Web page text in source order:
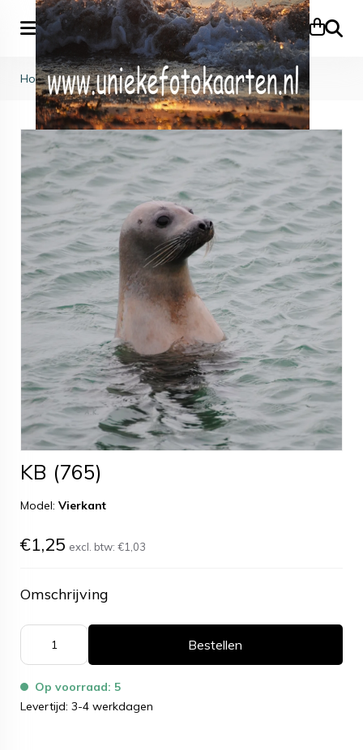
Zoeken
Home>KB (765)
KB (765)
Model: Vierkant
€1,25 excl. btw: €1,03
Omschrijving
Bestellen
Op voorraad: 5
Levertijd: 3-4 werkdagen